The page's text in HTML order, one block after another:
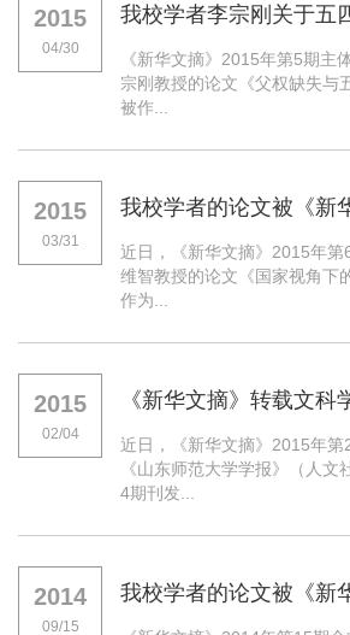
2015
04/30
《新华文摘》2015年第5期主
宗刚教授的论文《父权缺失与
被作...
2015
03/31
我校学者的论文被《新
近日，《新华文摘》2015年第
维智教授的论文《国家视角下
作为...
2015
02/04
近日，《新华文摘》2015年第
《山东师范大学学报》（人
4期刊发...
2014
09/15
我校学者的论文被《新